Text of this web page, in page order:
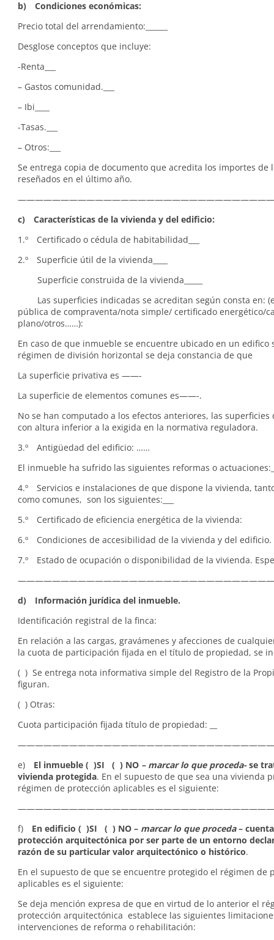
b) Condiciones económicas:
Precio total del arrendamiento:______
Desglose conceptos que incluye:
-Renta___
– Gastos comunidad.___
– Ibi____
-Tasas.___
– Otros:___
Se entrega copia de documento que acredita los importes de
reseñados en el último año.
c) Características de la vivienda y del edificio:
1.º Certificado o cédula de habitabilidad___
2.º Superficie útil de la vivienda____
Superficie construida de la vivienda_____
Las superficies indicadas se acreditan según consta en:
pública de compraventa/nota simple/ certificado energético/
plano/otros……):
En caso de que inmueble se encuentre ubicado en un edifico
régimen de división horizontal se deja constancia de que
La superficie privativa es ——-
La superficie de elementos comunes es——-.
No se han computado a los efectos anteriores, las superficies
con altura inferior a la exigida en la normativa reguladora.
3.º Antigüedad del edificio: ……
El inmueble ha sufrido las siguientes reformas o
4.º Servicios e instalaciones de que dispone la vivienda,
como comunes, son los siguientes:___
5.º Certificado de eficiencia energética de la vivienda:
6.º Condiciones de accesibilidad de la vivienda y del edificio.
7.º Estado de ocupación o disponibilidad de la vivienda.
d) Información jurídica del inmueble.
Identificación registral de la finca:
En relación a las cargas, gravámenes y afecciones de
la cuota de participación fijada en el título de propiedad, se
( ) Se entrega nota informativa simple del Registro de la
figuran.
( ) Otras:
Cuota participación fijada título de propiedad: __
e) El inmueble ( )SI ( ) NO – marcar lo que proceda- se
vivienda protegida. En el supuesto de que sea una vivienda
régimen de protección aplicables es el siguiente:
f) En edificio ( )SI ( ) NO – marcar lo que proceda–
protección arquitectónica por ser parte de un entorno
razón de su particular valor arquitectónico o histórico.
En el supuesto de que se encuentre protegido el régimen de
aplicables es el siguiente:
Se deja mención expresa de que en virtud de lo anterior el
protección arquitectónica establece las siguientes
intervenciones de reforma o rehabilitación: